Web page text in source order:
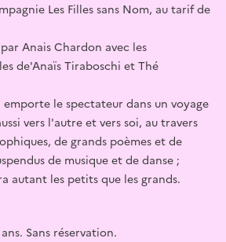
Les Filles sans Nom, au tarif de
Anais Chardon avec les
de'Anaïs Tiraboschi et Thé
le spectateur dans un voyage
vers l'autre et vers soi, au travers
de grands poèmes et de
de musique et de danse ;
autant les petits que les grands.
Sans réservation.